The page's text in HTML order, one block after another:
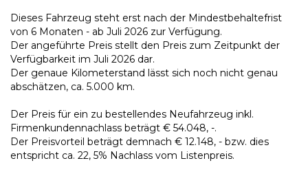
Dieses Fahrzeug steht erst nach der Mindestbehaltefrist
von 6 Monaten - ab Juli 2026 zur Verfügung.
Der angeführte Preis stellt den Preis zum Zeitpunkt der
Verfügbarkeit im Juli 2026 dar.
Der genaue Kilometerstand lässt sich noch nicht genau
abschätzen, ca. 5.000 km.
Der Preis für ein zu bestellendes Neufahrzeug inkl.
Firmenkundennachlass beträgt € 54.048, -.
Der Preisvorteil beträgt demnach € 12.148, - bzw. dies
entspricht ca. 22, 5% Nachlass vom Listenpreis.